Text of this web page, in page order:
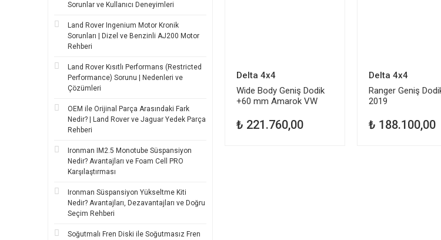
Sorunlar ve Kullanıcı Deneyimleri
Land Rover Ingenium Motor Kronik
Sorunları | Dizel ve Benzinli AJ200 Motor
Rehberi
Land Rover Kısıtlı Performans (Restricted
Performance) Sorunu | Nedenleri ve
Çözümleri
OEM ile Orijinal Parça Arasındaki Fark
Nedir? | Land Rover ve Jaguar Yedek Parça
Rehberi
Ironman IM2.5 Monotube Süspansiyon
Nedir? Avantajları ve Foam Cell PRO
Karşılaştırması
Ironman Süspansiyon Yükseltme Kiti
Nedir? Avantajları, Dezavantajları ve Doğru
Seçim Rehberi
Soğutmalı Fren Diski ile Soğutmasız Fren
Delta 4x4
Wide Body Geniş Dodik
+60 mm Amarok VW
₺ 221.760,00
Delta 4x4
Ranger Geniş
2019
₺ 188.100,00